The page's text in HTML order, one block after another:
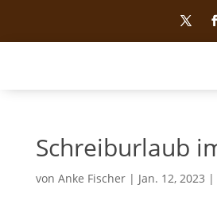
Schreiburlaub
von Anke Fischer| Jan. 12, 2023 |